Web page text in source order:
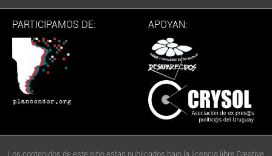
PARTICIPAMOS DE: APOYAN:
Los contenidos de este sitio están publicados bajo la licencia libre Creative